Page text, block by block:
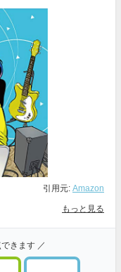
引用元: Amazon
もっと見る
きます ／